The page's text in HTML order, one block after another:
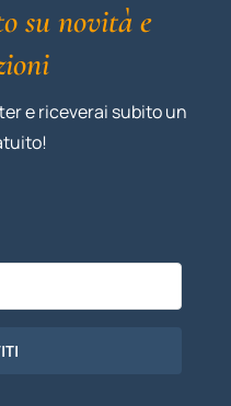
su novità e
e riceverai subito un